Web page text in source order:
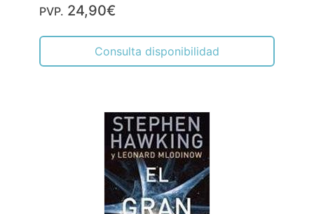
PVP. 24,90€
Consulta disponibilidad